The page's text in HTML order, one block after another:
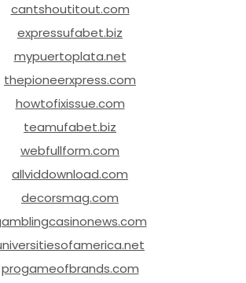
cantshoutitout.com
expressufabet.biz
mypuertoplata.net
thepioneerxpress.com
howtofixissue.com
teamufabet.biz
webfullform.com
allviddownload.com
decorsmag.com
progameofbrands.com